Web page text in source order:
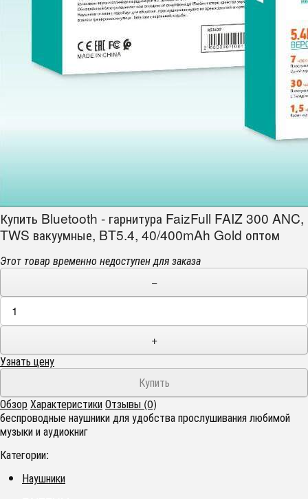
Купить Bluetooth - гарнитура FaizFull FAIZ 300 ANC,
TWS вакуумные, BT5.4, 40/400mAh Gold оптом
Этот товар временно недоступен для заказа
−
+
Узнать цену
ОбзорХарактеристикиОтзывы (0)
беспроводные наушники для удобства прослушивания любимой
музыки и аудиокниг
Категории:
Наушники